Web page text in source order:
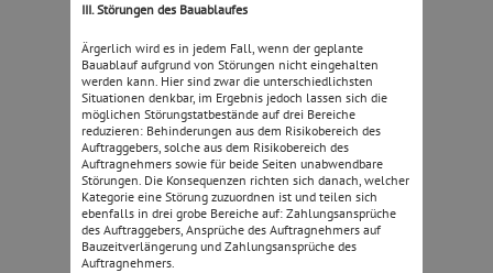
III. Störungen des Bauablaufes
Ärgerlich wird es in jedem Fall, wenn der geplante
Bauablauf aufgrund von Störungen nicht eingehalten
werden kann. Hier sind zwar die unterschiedlichsten
Situationen denkbar, im Ergebnis jedoch lassen sich die
möglichen Störungstatbestände auf drei Bereiche
reduzieren: Behinderungen aus dem Risikobereich des
Auftraggebers, solche aus dem Risikobereich des
Auftragnehmers sowie für beide Seiten unabwendbare
Störungen. Die Konsequenzen richten sich danach, welcher
Kategorie eine Störung zuzuordnen ist und teilen sich
ebenfalls in drei grobe Bereiche auf: Zahlungsansprüche
des Auftraggebers, Ansprüche des Auftragnehmers auf
Bauzeitverlängerung und Zahlungsansprüche des
Auftragnehmers.